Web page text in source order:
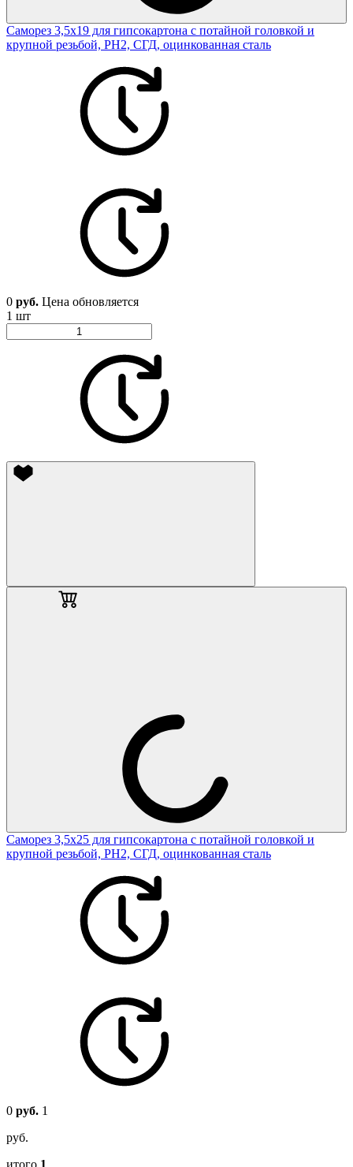
Саморез 3,5х19 для гипсокартона с потайной головкой и
крупной резьбой, PH2, СГД, оцинкованная сталь
0 руб. Цена обновляется
1 шт
Саморез 3,5х25 для гипсокартона с потайной головкой и
крупной резьбой, PH2, СГД, оцинкованная сталь
0 руб. 1
руб.
итого 1